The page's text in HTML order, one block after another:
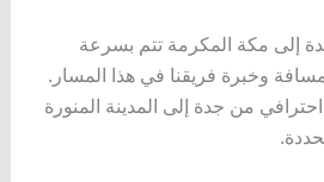
إلى مكة المكرمة تتم بسرعة
وخبرة فريقنا في هذا المسار.
من جدة إلى المدينة المنورة